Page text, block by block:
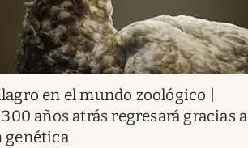
en el mundo zoológico |
años atrás regresará gracias a
genética